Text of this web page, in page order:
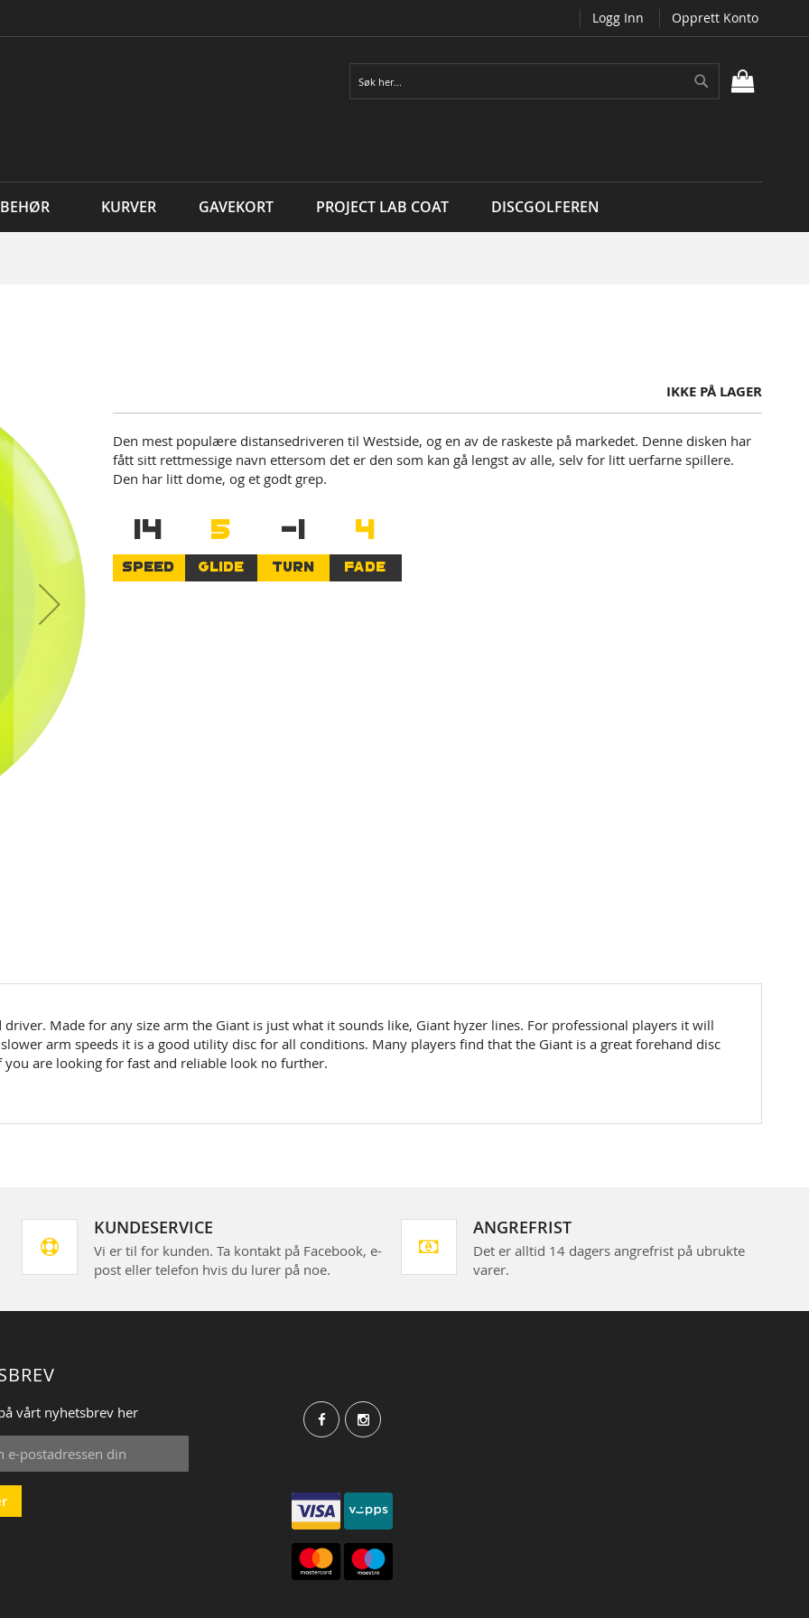
Logg Inn Opprett Konto
Søk
KURVER GAVEKORT PROJECT LAB COAT DISCGOLFEREN
IKKE PÅ LAGER
Den mest populære distansedriveren til Westside, og en av de raskeste på markedet. Denne disken har
fått sitt rettmessige navn ettersom det er den som kan gå lengst av alle, selv for litt uerfarne spillere.
Den har litt dome, og et godt grep.
14
SPEED
5
GLIDE
-1
TURN
4
FADE
Made for any size arm the Giant is just what it sounds like, Giant hyzer lines. For professional players it will
arm speeds it is a good utility disc for all conditions. Many players find that the Giant is a great forehand disc
are looking for fast and reliable look no further.
KUNDESERVICE
Vi er til for kunden. Ta kontakt på Facebook, e-
post eller telefon hvis du lurer på noe.
ANGREFRIST
Det er alltid 14 dagers angrefrist på ubrukte
varer.
vårt nyhetsbrev her